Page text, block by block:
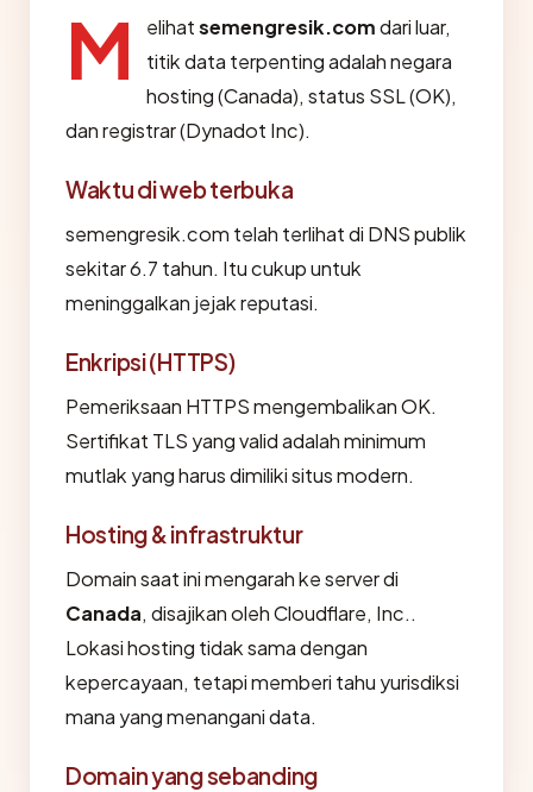
M elihatsemengresik.comdari luar,
titik data terpenting adalah negara
hosting (Canada), status SSL (OK),
dan registrar (Dynadot Inc).
Waktu di web terbuka
semengresik.com telah terlihat di DNS publik
sekitar 6.7 tahun. Itu cukup untuk
meninggalkan jejak reputasi.
Enkripsi (HTTPS)
Pemeriksaan HTTPS mengembalikan OK.
Sertifikat TLS yang valid adalah minimum
mutlak yang harus dimiliki situs modern.
Hosting & infrastruktur
Domain saat ini mengarah ke server di
Canada, disajikan oleh Cloudflare, Inc..
Lokasi hosting tidak sama dengan
kepercayaan, tetapi memberi tahu yurisdiksi
mana yang menangani data.
Domain yang sebanding